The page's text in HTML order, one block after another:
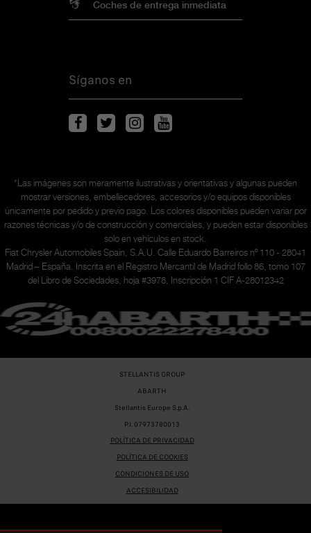
Coches de entrega inmediata
Síganos en
*Las imágenes son meramente ilustrativas y orientativas y algunas pueden
mostrar versiones, embellecedores, accesorios y/o equipos disponibles
únicamente por pedido y previo pago. Los colores disponibles pueden variar por
razones técnicas y/o de construcción y comerciales, y pueden estar disponibles
solo en vehículos en stock.
Fiat Chrysler Automobiles Spain, S.A.U. Calle Eduardo Barreiros nº 110 - 28041
Madrid – España. Inscrita en el Registro Mercantil de Madrid follo 86, tomo 107
del Libro de Sociedades, hoja #3978, Inscripción 1 CIF A-28012342
STELLANTIS GROUP
ABARTH
Stellantis Europe S.p.A.
P.I. 07973780013
POLÍTICA DE PRIVACIDAD
POLÍTICA DE COOKIES
CONDICIONES DE USO
ACCESIBILIDAD